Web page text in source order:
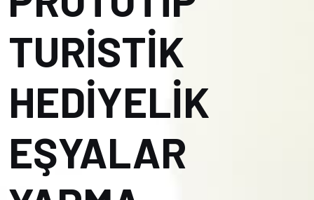
TURİSTİK
HEDİYELİK
EŞYALAR